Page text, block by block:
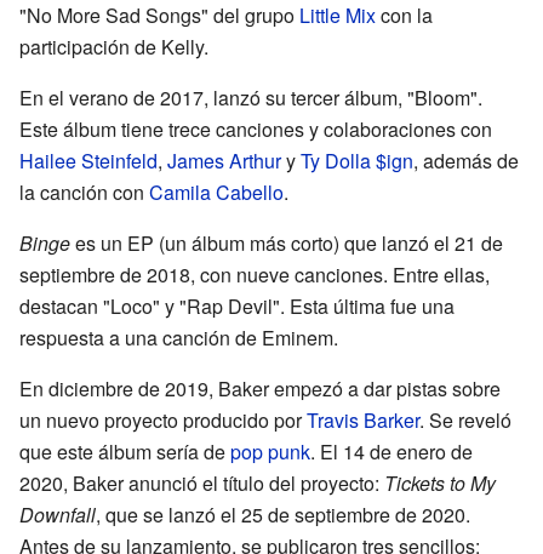
"No More Sad Songs" del grupo Little Mixcon la
participación de Kelly.
En el verano de 2017, lanzó su tercer álbum, "Bloom".
Este álbum tiene trece canciones y colaboraciones con
Hailee Steinfeld, James ArthuryTy Dolla $ign, además de
la canción con Camila Cabello.
Bingees un EP (un álbum más corto) que lanzó el 21 de
septiembre de 2018, con nueve canciones. Entre ellas,
destacan "Loco" y "Rap Devil". Esta última fue una
respuesta a una canción de Eminem.
En diciembre de 2019, Baker empezó a dar pistas sobre
un nuevo proyecto producido porTravis Barker. Se reveló
que este álbum sería depop punk. El 14 de enero de
2020, Baker anunció el título del proyecto: Tickets to My
Downfall, que se lanzó el 25 de septiembre de 2020.
Antes de su lanzamiento, se publicaron tres sencillos: